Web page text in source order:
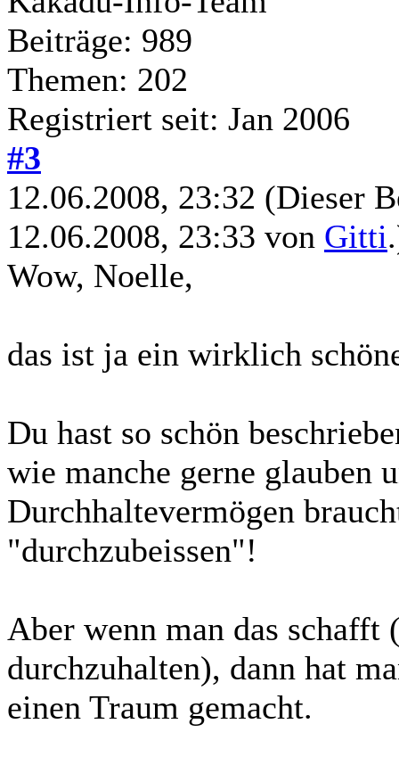
Beiträge: 989
Themen: 202
Registriert seit: Jan 2006
#3
12.06.2008, 23:32 (Dieser
12.06.2008, 23:33 von Gitti
Wow, Noelle,
das ist ja ein wirklich
Du hast so schön
wie manche gerne glauben
Durchhaltevermögen
"durchzubeissen"!
Aber wenn man das schafft
durchzuhalten), dann hat
einen Traum gemacht.